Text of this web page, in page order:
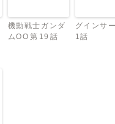
機動戦士ガンダ
ムOO 第 19 話
グインサ
1話